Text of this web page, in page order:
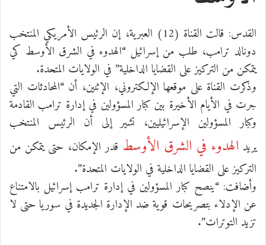
القدس: قالت القناة (12) العبرية، إن الرئيس الأمريكي المنتخب
دونالد ترامب، طلب من إسرائيل “الهدوء في الشرق الأوسط كي
يتمكن من التركيز على القضايا الداخلية” في الولايات المتحدة.
وذكرت القناة على موقعها الإلكتروني، الإثنين، أن “المحادثات التي
جرت في الأيام الأخيرة بين كبار المسؤولين في إدارة ترامب القادمة
وكبار المسؤولين الإسرائيليين، تشير إلى أن الرئيس المنتخب
يريد الهدوء في الشرق الأوسط قدر الإمكان، حتى يتمكن من
التركيز على القضايا الداخلية في الولايات المتحدة”.
وأضافت: “ينصح كبار المسؤولين في إدارة ترامب إسرائيل بالامتناع
عن الإدلاء بتصريحات قوية ضد الإدارة الجديدة في سوريا حتى لا
تزيد التوترات”.